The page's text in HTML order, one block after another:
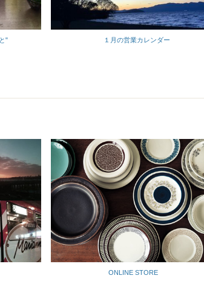
１月の営業カレンダー
"
ONLINE STORE